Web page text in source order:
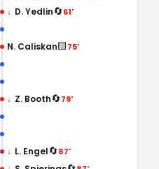
↓ D. Yedlin🔄61'
N. Caliskan🟨75'
↓ Z. Booth🔄79'
↓ L. Engel🔄87'